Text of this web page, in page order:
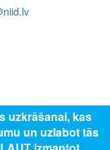
uzkrāšanai, kas
un uzlabot tās